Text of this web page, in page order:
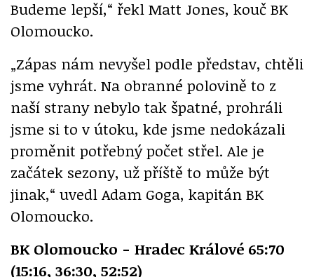
Budeme lepší,“ řekl Matt Jones, kouč BK
Olomoucko.
„Zápas nám nevyšel podle představ, chtěli
jsme vyhrát. Na obranné polovině to z
naší strany nebylo tak špatné, prohráli
jsme si to v útoku, kde jsme nedokázali
proměnit potřebný počet střel. Ale je
začátek sezony, už příště to může být
jinak,“ uvedl Adam Goga, kapitán BK
Olomoucko.
BK Olomoucko - Hradec Králové 65:70
(15:16, 36:30, 52:52)